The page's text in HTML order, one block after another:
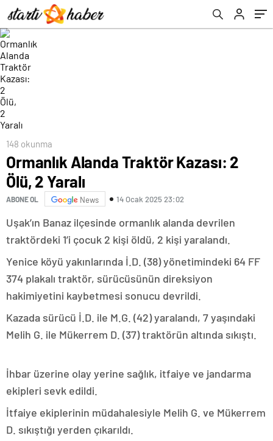
148 okunma
Ormanlık Alanda Traktör Kazası: 2
Ölü, 2 Yaralı
ABONE OL News 14 Ocak 2025 23:02
Uşak’ın Banaz ilçesinde ormanlık alanda devrilen
traktördeki 1’i çocuk 2 kişi öldü, 2 kişi yaralandı.
Yenice köyü yakınlarında İ.D. (38) yönetimindeki 64 FF
374 plakalı traktör, sürücüsünün direksiyon
hakimiyetini kaybetmesi sonucu devrildi.
Kazada sürücü İ.D. ile M.G. (42) yaralandı, 7 yaşındaki
Melih G. ile Mükerrem D. (37) traktörün altında sıkıştı.
İhbar üzerine olay yerine sağlık, itfaiye ve jandarma
ekipleri sevk edildi.
İtfaiye ekiplerinin müdahalesiyle Melih G. ve Mükerrem
D. sıkıştığı yerden çıkarıldı.